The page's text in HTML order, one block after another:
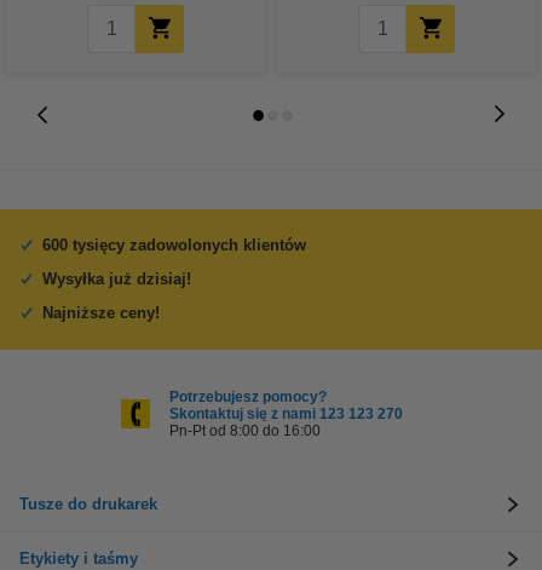
600 tysięcy zadowolonych klientów
Wysyłka już dzisiaj!
Najniższe ceny!
Potrzebujesz pomocy?
Skontaktuj się z nami 123 123 270
Pn-Pt od 8:00 do 16:00
Tusze do drukarek
Etykiety i taśmy